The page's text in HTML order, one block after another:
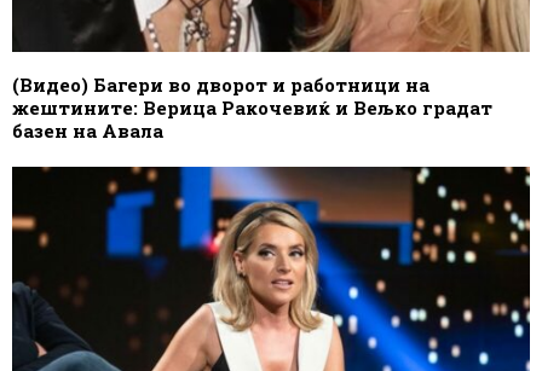
(Видео) Багери во дворот и работници на
жештините: Верица Ракочевиќ и Вељко градат
базен на Авала